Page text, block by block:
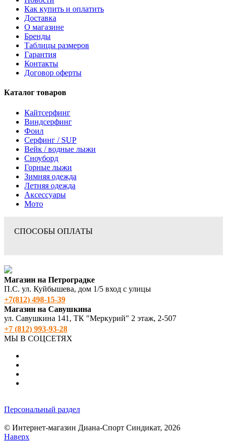
Как купить и оплатить
Доставка
О магазине
Бренды
Таблицы размеров
Гарантия
Контакты
Договор оферты
Каталог товаров
Кайтсерфинг
Виндсерфинг
Фоил
Серфинг / SUP
Вейк / водные лыжи
Сноуборд
Горные лыжи
Зимняя одежда
Летняя одежда
Аксессуары
Мото
СПОСОБЫ ОПЛАТЫ
Магазин на Петроградке
П.С. ул. Куйбышева, дом 1/5 вход с улицы
+7(812) 498‑15-39
Магазин на Савушкина
ул. Савушкина 141, ТК "Меркурий" 2 этаж, 2-507
+7 (812) 993-93-28
МЫ В СОЦСЕТЯХ
Персональный раздел
© Интернет-магазин Диана-Спорт Синдикат, 2026
Наверх